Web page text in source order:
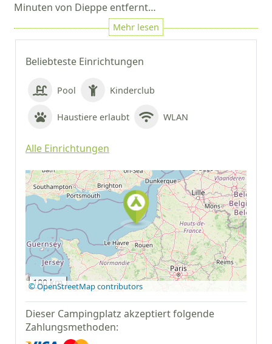
Beliebteste Einrichtungen
Pool Kinderclub
Haustiere erlaubt WLAN
Alle Einrichtungen
Auf Google Maps
anzeigen
100 km
© OpenStreetMap contributors
Dieser Campingplatz akzeptiert folgende
Zahlungsmethoden:
Minuten von Dieppe entfernt…